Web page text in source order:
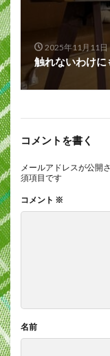
2025年11月11日
触れないわけ
コメントを書く
メールアドレスが公開
須項目です
コメント ※
名前